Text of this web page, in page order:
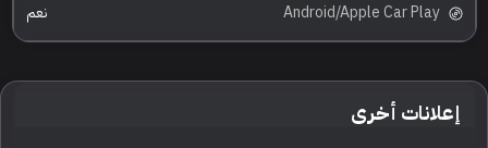
Android/Apple Car Play نعم
إعلانات أخرى